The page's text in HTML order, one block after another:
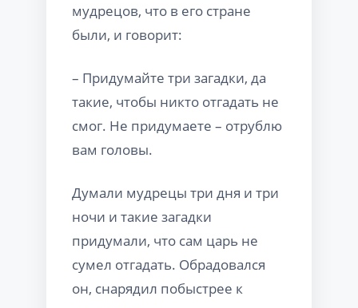
мудрецов, что в его стране
были, и говорит:
– Придумайте три загадки, да
такие, чтобы никто отгадать не
смог. Не придумаете – отрублю
вам головы.
Думали мудрецы три дня и три
ночи и такие загадки
придумали, что сам царь не
сумел отгадать. Обрадовался
он, снарядил побыстрее к